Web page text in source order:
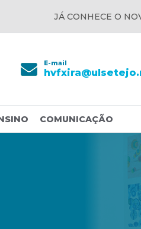
JÁ CONHECE O
E-mail
COMUNICAÇÃO